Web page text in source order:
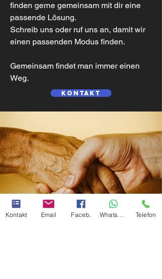
finden gerne gemeinsam mit dir eine
passende Lösung.
Schreib uns oder ruf uns an, damit wir
einen passenden Modus finden.
Gemeinsam findet man immer einen
Weg.
Kontakt
Kontakt Email Faceb. Telefon